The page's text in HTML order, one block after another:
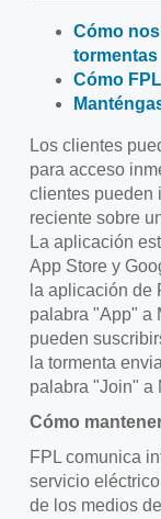
Cómo
tormentas
Cómo
Los clientes
para acceso
clientes pueden
reciente sobre
La aplicación
App Store y
la aplicación de
palabra "App" a
pueden
la tormenta
palabra "Join" a
Cómo
FPL comunica
servicio
de los medios